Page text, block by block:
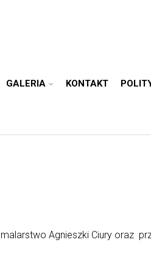
GALERIA KONTAKT
Agnieszki Ciury oraz